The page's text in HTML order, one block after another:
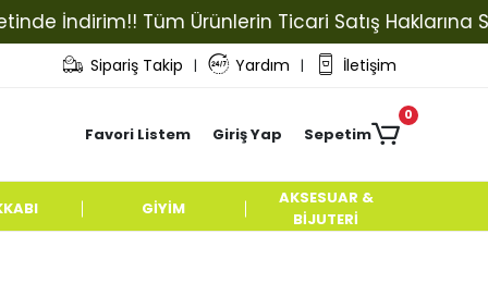
İndirim!! Tüm Ürünlerin Ticari Satış Haklarına
Sipariş Takip | Yardım | İletişim
Favori Listem Giriş Yap Sepetim
0
GİYİM
AKSESUAR &
BİJUTERİ